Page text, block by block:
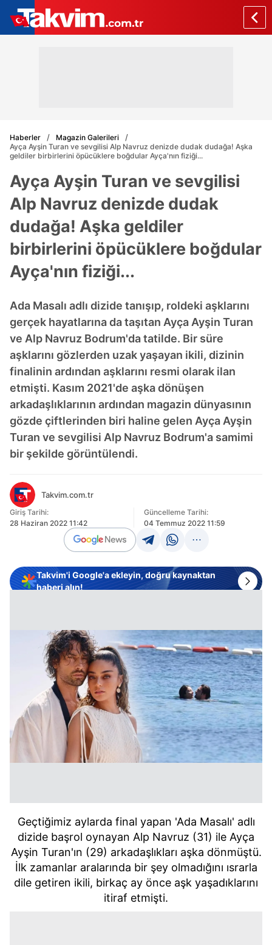
Haberler
Magazin Galerileri
Ayça Ayşin Turan ve sevgilisi Alp Navruz denizde dudak dudağa! Aşka
geldiler birbirlerini öpücüklere boğdular Ayça'nın fiziği...
Ayça Ayşin Turan ve sevgilisi
Alp Navruz denizde dudak
dudağa! Aşka geldiler
birbirlerini öpücüklere boğdular
Ayça'nın fiziği...
Ada Masalı adlı dizide tanışıp, roldeki aşklarını
gerçek hayatlarına da taşıtan Ayça Ayşin Turan
ve Alp Navruz Bodrum'da tatilde. Bir süre
aşklarını gözlerden uzak yaşayan ikili, dizinin
finalinin ardından aşklarını resmi olarak ilan
etmişti. Kasım 2021'de aşka dönüşen
arkadaşlıklarının ardından magazin dünyasının
gözde çiftlerinden biri haline gelen Ayça Ayşin
Turan ve sevgilisi Alp Navruz Bodrum'a samimi
bir şekilde görüntülendi.
Takvim.com.tr
Giriş Tarihi:
28 Haziran 2022 11:42
Güncelleme Tarihi:
04 Temmuz 2022 11:59
Takvim'i Google'a ekleyin, doğru kaynaktan
haberi alın!
Geçtiğimiz aylarda final yapan 'Ada Masalı' adlı
dizide başrol oynayan Alp Navruz (31) ile Ayça
Ayşin Turan'ın (29) arkadaşlıkları aşka dönmüştü.
İlk zamanlar aralarında bir şey olmadığını ısrarla
dile getiren ikili, birkaç ay önce aşk yaşadıklarını
itiraf etmişti.